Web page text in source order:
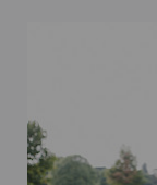
Chirurgie